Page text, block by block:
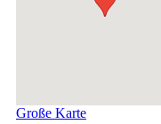
Große Karte